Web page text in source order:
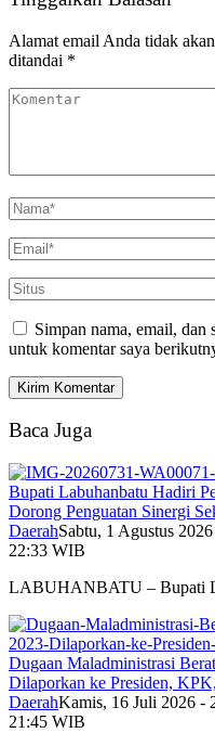
Alamat email Anda tidak
ditandai *
Simpan nama, email, dan
untuk komentar saya
Baca Juga
Bupati Labuhanbatu Hadiri
Dorong Penguatan Sinergi
DaerahSabtu, 1 Agustus
22:33 WIB
LABUHANBATU – Bupati
Dugaan Maladministrasi
Dilaporkan ke Presiden,
DaerahKamis, 16 Juli 2026 -
21:45 WIB